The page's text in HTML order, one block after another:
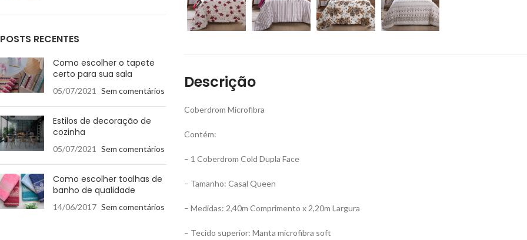
POSTS RECENTES
Como escolher o tapete
certo para sua sala
05/07/2021 Sem comentários
Estilos de decoração de
cozinha
05/07/2021 Sem comentários
Como escolher toalhas de
banho de qualidade
14/06/2017 Sem comentários
Descrição
Coberdrom Microfibra
Contém:
– 1 Coberdrom Cold Dupla Face
– Tamanho: Casal Queen
– Medidas: 2,40m Comprimento x 2,20m Largura
– Tecido superior: Manta microfibra soft